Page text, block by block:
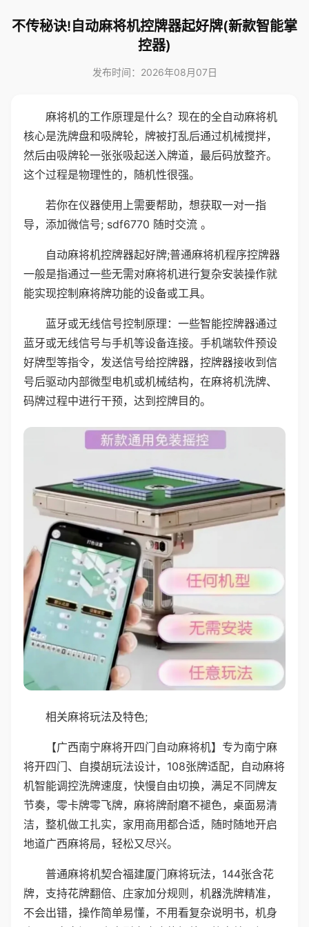
不传秘诀!自动麻将机控牌器起好牌(新款智能掌
控器)
发布时间：2026年08月07日
麻将机的工作原理是什么？现在的全自动麻将机
核心是洗牌盘和吸牌轮，牌被打乱后通过机械搅拌，
然后由吸牌轮一张张吸起送入牌道，最后码放整齐。
这个过程是物理性的，随机性很强。
若你在仪器使用上需要帮助，想获取一对一指
导，添加微信号; sdf6770 随时交流 。
自动麻将机控牌器起好牌;普通麻将机程序控牌器
一般是指通过一些无需对麻将机进行复杂安装操作就
能实现控制麻将牌功能的设备或工具。
蓝牙或无线信号控制原理：一些智能控牌器通过
蓝牙或无线信号与手机等设备连接。手机端软件预设
好牌型等指令，发送信号给控牌器，控牌器接收到信
号后驱动内部微型电机或机械结构，在麻将机洗牌、
码牌过程中进行干预，达到控牌目的。
相关麻将玩法及特色;
【广西南宁麻将开四门自动麻将机】专为南宁麻
将开四门、自摸胡玩法设计，108张牌适配，自动麻将
机智能调控洗牌速度，快慢自由切换，满足不同牌友
节奏，零卡牌零飞牌，麻将牌耐磨不褪色，桌面易清
洁，整机做工扎实，家用商用都合适，随时随地开启
地道广西麻将局，轻松又尽兴。
普通麻将机契合福建厦门麻将玩法，144张含花
牌，支持花牌翻倍、庄家加分规则，机器洗牌精准，
不会出错，操作简单易懂，不用看复杂说明书，机身